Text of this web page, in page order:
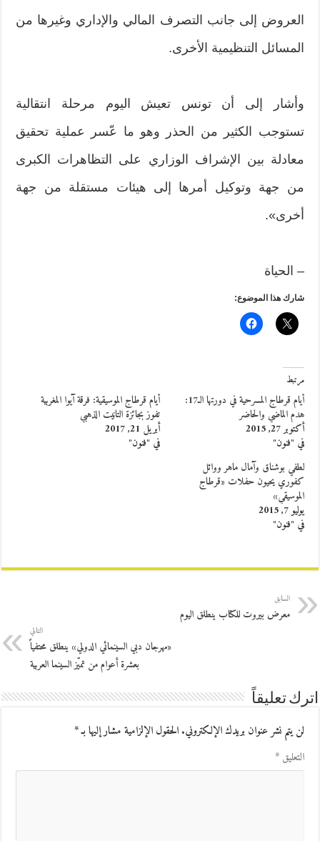
العروض إلى جانب التصرف المالي والإداري وغيرها من
المسائل التنظيمية الأخرى.
وأشار إلى أن تونس تعيش اليوم مرحلة انتقالية
تستوجب الكثير من الحذر وهو ما عّسر عملية تحقيق
معادلة بين الإشراف الوزاري على التظاهرات الكبرى
من جهة وتوكيل أمرها إلى هيئات مستقلة من جهة
أخرى».
– الحياة
شارك هذا الموضوع:
مرتبط
أيام قرطاج المسرحية في دورتها الـ17:
هدم الماضي والحاضر
أكتوبر 27, 2015
في "فنون"
أيام قرطاج الموسيقية: فرقة آيوا المغربية
تفوز بجائزة التانيت الذهبي
أبريل 21, 2017
في "فنون"
لطفي بوشناق وآمال ماهر ووائل
كفوري يحيون حفلات «قرطاج
الموسيقي»
يوليو 7, 2015
في "فنون"
السابق
معرض بيروت للكتاب ينطلق اليوم
التالي
«مهرجان دبي السينمائي الدولي» ينطلق محتفياً
بعشرة أعوام من تميّز السينما العربية
اترك تعليقاً
لن يتم نشر عنوان بريدك الإلكتروني.الحقول الإلزامية مشار إليها بـ*
التعليق*